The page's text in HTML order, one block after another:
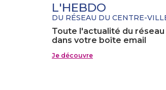
L'HEBDO
DU RÉSEAU DU CENTRE-
Toute l'actualité du
dans votre boîte email
Je découvre